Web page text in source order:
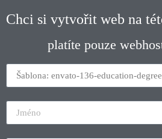
Chci si vytvořit web na
platíte pouze